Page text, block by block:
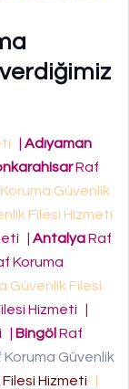
Adıyaman
Raf
Güvenlik
Filesi Hizmeti
AntalyaRaf
Koruma
Güvenlik Filesi
Hizmeti
Bingöl Raf
Koruma Güvenlik
Hizmeti